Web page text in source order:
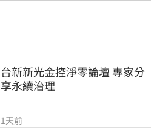
台新新光金控淨零論壇 專家分
享永續治理
1天前